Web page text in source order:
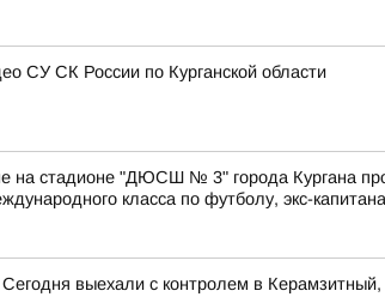
СУ СК России по Курганской области
на стадионе "ДЮСШ № 3" города Кургана
класса по футболу, экс-
выехали с контролем в Керамзитный,